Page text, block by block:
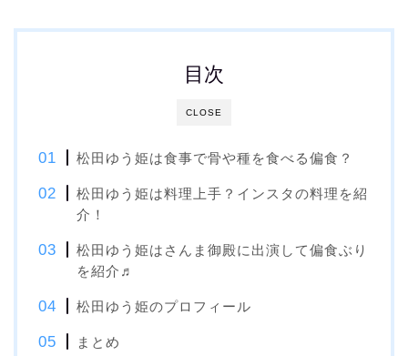
CLOSE
目次
松田ゆう姫は食事で骨や種を食べる偏食？
松田ゆう姫は料理上手？インスタの料理を紹
介！
松田ゆう姫はさんま御殿に出演して偏食ぶり
を紹介♬
松田ゆう姫のプロフィール
まとめ